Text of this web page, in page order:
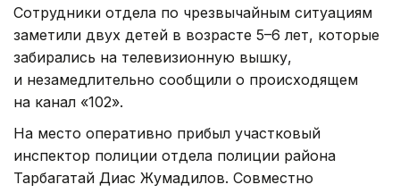
Сотрудники отдела по чрезвычайным ситуациям
заметили двух детей в возрасте 5–6 лет, которые
забирались на телевизионную вышку,
и незамедлительно сообщили о происходящем
на канал «102».
На место оперативно прибыл участковый
инспектор полиции отдела полиции района
Тарбагатай Диас Жумадилов. Совместно